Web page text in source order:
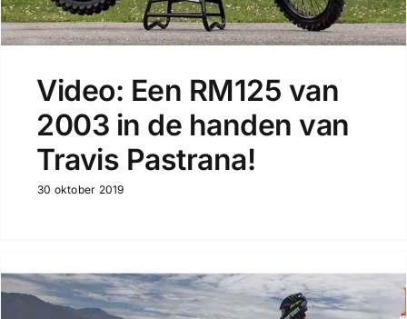
Video: Een RM125 van
2003 in de handen van
Travis Pastrana!
30 oktober 2019